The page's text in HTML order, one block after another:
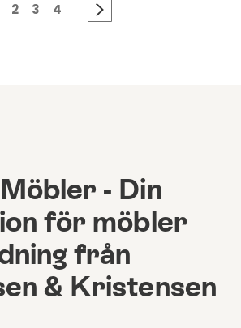
2 3 4
- Din
för möbler
från
& Kristensen